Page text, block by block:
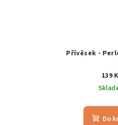
Přívěsek -
139
Do